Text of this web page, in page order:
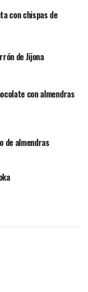
con chispas de
de Jijona
con almendras
de almendras